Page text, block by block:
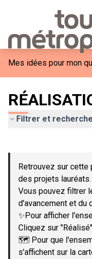
Mes idées pour mon
Filtrer et
−
Retrouvez sur cette
des projets lauréats.
Vous pouvez filtrer
d'avancement et du
✨Pour afficher
Cliquez sur
🗺️ Pour que
s'affichent sur la